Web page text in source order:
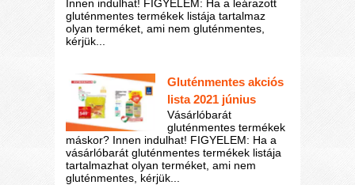
Innen indulhat! FIGYELEM: Ha a leárazott
gluténmentes termékek listája tartalmaz
olyan terméket, ami nem gluténmentes,
kérjük...
Gluténmentes akciós
lista 2021 június
Vásárlóbarát
gluténmentes termékek
máskor? Innen indulhat! FIGYELEM: Ha a
vásárlóbarát gluténmentes termékek listája
tartalmazhat olyan terméket, ami nem
gluténmentes, kérjük...